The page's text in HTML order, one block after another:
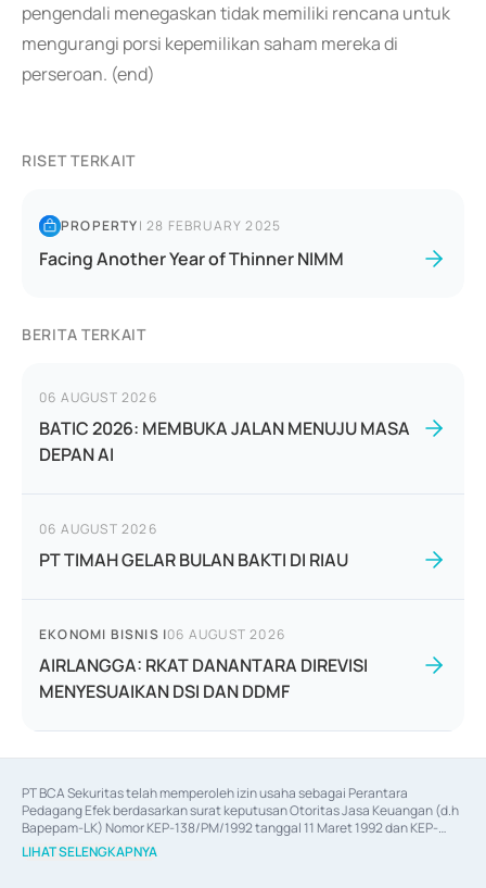
pengendali menegaskan tidak memiliki rencana untuk
mengurangi porsi kepemilikan saham mereka di
perseroan. (end)
RISET TERKAIT
PROPERTY|28 FEBRUARY 2025
Facing Another Year of Thinner NIMM
BERITA TERKAIT
06 AUGUST 2026
BATIC 2026: MEMBUKA JALAN MENUJU MASA
DEPAN AI
06 AUGUST 2026
PT TIMAH GELAR BULAN BAKTI DI RIAU
EKONOMI BISNIS |06 AUGUST 2026
AIRLANGGA: RKAT DANANTARA DIREVISI
MENYESUAIKAN DSI DAN DDMF
PT BCA Sekuritas telah memperoleh izin usaha sebagai Perantara
Pedagang Efek berdasarkan surat keputusan Otoritas Jasa Keuangan (d.h
Bapepam-LK) Nomor KEP-138/PM/1992 tanggal 11 Maret 1992 dan KEP-
06/D.04/2014 tanggal 28 Februari 2014, izin usaha sebagai Penjamin Emisi
Efek berdasarkan surat keputusan Otoritas Jasa Keuangan Nomor KEP-
LIHAT SELENGKAPNYA